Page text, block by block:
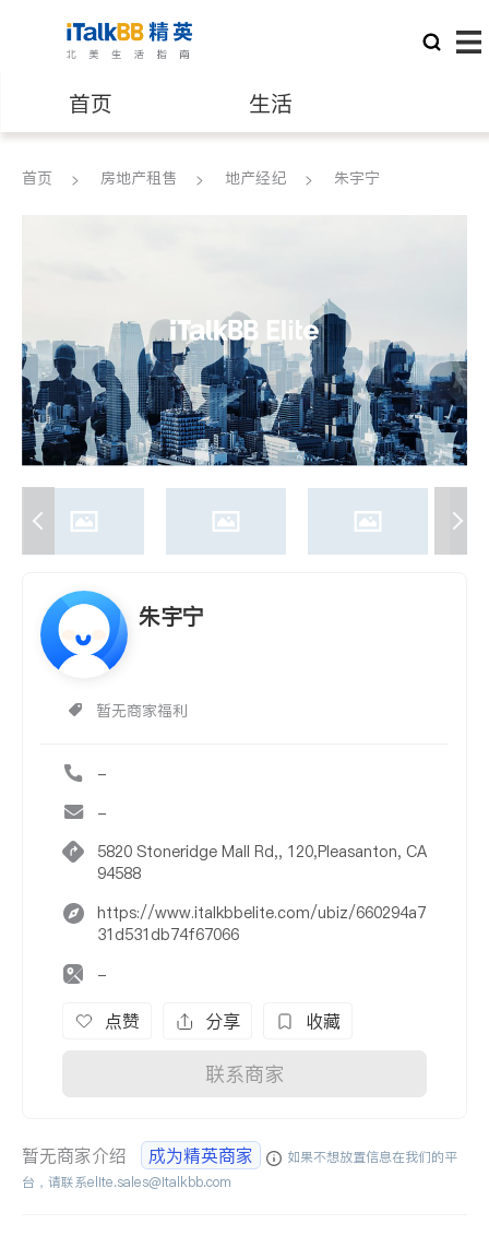
首页 生活
医生 律师
养老 非盈利组织
首页 房地产租售 地产经纪 朱宇宁
朱宇宁
暂无商家福利
-
-
5820 Stoneridge Mall Rd,, 120,Pleasanton, CA
94588
https://www.italkbbelite.com/ubiz/660294a7
31d531db74f67066
-
点赞 分享 收藏
联系商家
暂无商家介绍 成为精英商家
如果不想放置信息在我们的平
台，请联系elite.sales@italkbb.com